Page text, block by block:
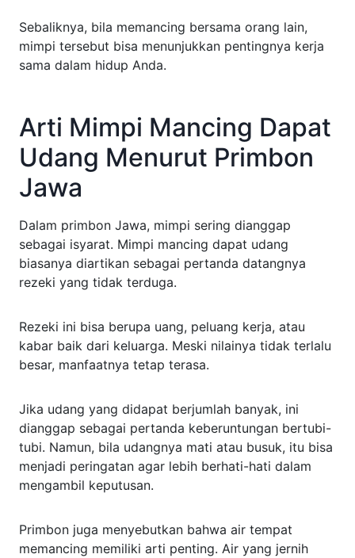
Sebaliknya, bila memancing bersama orang lain,
mimpi tersebut bisa menunjukkan pentingnya kerja
sama dalam hidup Anda.
Arti Mimpi Mancing Dapat
Udang Menurut Primbon
Jawa
Dalam primbon Jawa, mimpi sering dianggap
sebagai isyarat. Mimpi mancing dapat udang
biasanya diartikan sebagai pertanda datangnya
rezeki yang tidak terduga.
Rezeki ini bisa berupa uang, peluang kerja, atau
kabar baik dari keluarga. Meski nilainya tidak terlalu
besar, manfaatnya tetap terasa.
Jika udang yang didapat berjumlah banyak, ini
dianggap sebagai pertanda keberuntungan bertubi-
tubi. Namun, bila udangnya mati atau busuk, itu bisa
menjadi peringatan agar lebih berhati-hati dalam
mengambil keputusan.
Primbon juga menyebutkan bahwa air tempat
memancing memiliki arti penting. Air yang jernih